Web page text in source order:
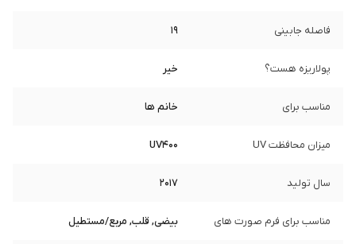
فاصله جابینی 19
پولاریزه هست؟ خیر
مناسب برای خانم ها
میزان محافظت UV UV400
سال تولید 2017
مناسب برای فرم صورت های بیضی, قلب, مربع/مستطیل